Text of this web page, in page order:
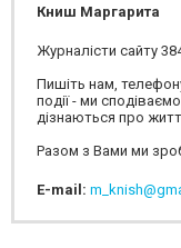
Книш Маргарита
Журналісти сайту
Пишіть нам,
події - ми
дізнаються про
Разом з Вами ми
E-mail: